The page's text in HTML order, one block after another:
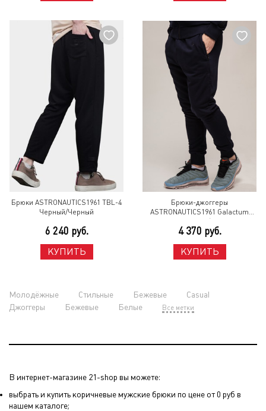
Брюки ASTRONAUTICS1961 TBL-4
Черный/Черный
6 240 руб.
КУПИТЬ
Брюки-джоггеры
ASTRONAUTICS1961 Galactum
Темно-Синий/Черный
4 370 руб.
КУПИТЬ
Молодёжные Стильные Бежевые
Casual
Джоггеры
Бежевые Белые Все метки
В интернет-магазине 21-shop вы можете:
выбрать и купить коричневые мужские брюки по цене от 0 руб в
нашем каталоге;